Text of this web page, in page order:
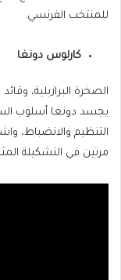
للمنتخب الفرنسي.
كارلوس دونغا
يجسد دونغا أسلوب
التنظيم والانضباط،
مرتين في التشكيلة